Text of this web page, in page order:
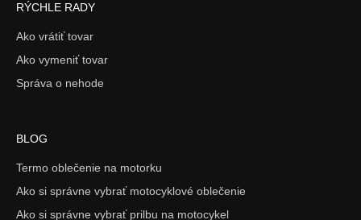
RÝCHLE RADY
Ako vrátiť tovar
Ako vymeniť tovar
Správa o nehode
BLOG
Termo oblečenie na motorku
Ako si správne vybrať motocyklové oblečenie
Ako si správne vybrať prilbu na motocykel